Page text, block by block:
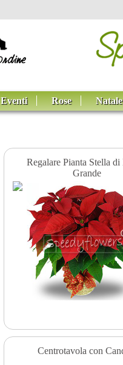
Eventi Rose Natale
Regalare Pianta Stella di
Grande
Centrotavola con